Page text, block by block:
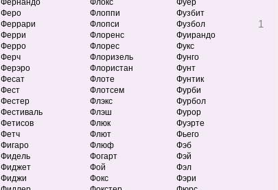
Фернандо
Феро
Феррари
Ферри
Ферро
Ферч
Ферэро
Фесат
Фест
Фестер
Фестиваль
Фетисов
Фетч
Фигаро
Фидель
Фиджет
Фиджи
Флокс
Флоппи
Флопси
Флоренс
Флорес
Флоризель
Флористан
Флоте
Флотсем
Флэкс
Флэш
Флюк
Флют
Флюф
Фогарт
Фой
Фокс
Фуер
Фузбит
1
Фузбол
Фуирандо
Фукс
Фунго
Фунт
Фунтик
Фурби
Фурбол
Фурор
Фуэрте
Фьего
Фэб
Фэй
Фэл
Фэри